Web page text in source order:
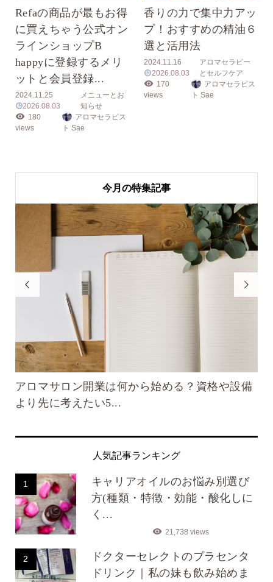
Refaの商品が最もお得
に買えちゃう公式オン
ラインショップB
happyに登録するメリ
ットと会員登録...
2024.11.25
2026.08.03
メニューとお
知らせ
180
views
アロマセラピス
ト Sae
香りの力で集中力アッ
プ！おすすめの精油６
選と活用法
2024.11.16
2026.08.03
アロマセラピー
とセルフケア
170
views
アロマセラピス
ト Sae
今月の特集記事

アロマサロン開業は何から始める？資格や設備
より先に考えたい5...

人気記事ランキング
1
キャリアオイルのお悩み別選び
方(種類・特徴・効能・酸化しに
く...
21,738 views
2
ドクターセレクトのプラセンタ
ドリンク｜私の妹も飲み始めま